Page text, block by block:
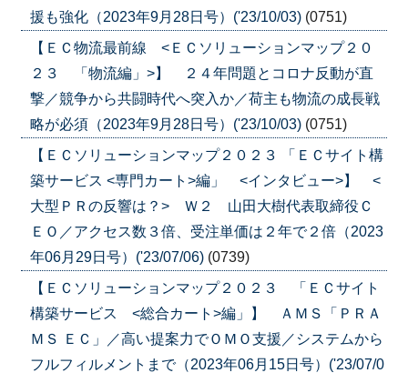
援も強化（2023年9月28日号）('23/10/03) (0751)
【ＥＣ物流最前線 <ＥＣソリューションマップ２０
２３ 「物流編」>】 ２４年問題とコロナ反動が直
撃／競争から共闘時代へ突入か／荷主も物流の成長戦
略が必須（2023年9月28日号）('23/10/03) (0751)
【ＥＣソリューションマップ２０２３ 「ＥＣサイト構
築サービス <専門カート>編」 <インタビュー>】 <
大型ＰＲの反響は？> Ｗ２ 山田大樹代表取締役Ｃ
ＥＯ／アクセス数３倍、受注単価は２年で２倍（2023
年06月29日号）('23/07/06) (0739)
【ＥＣソリューションマップ２０２３ 「ＥＣサイト
構築サービス <総合カート>編」】 ＡＭＳ「ＰＲＡ
ＭＳ ＥＣ」／高い提案力でＯＭＯ支援／システムから
フルフィルメントまで（2023年06月15日号）('23/07/0